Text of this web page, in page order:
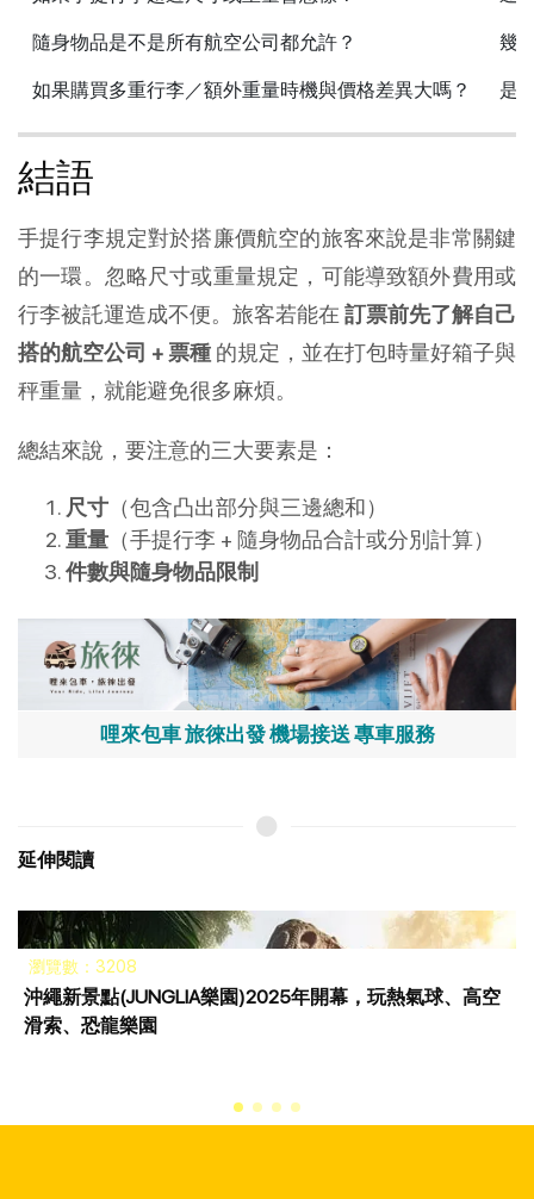
隨身物品是不是所有航空公司都允許？ 幾
如果購買多重行李／額外重量時機與價格差異大嗎？ 是
結語
手提行李規定對於搭廉價航空的旅客來說是非常關鍵
的一環。忽略尺寸或重量規定，可能導致額外費用或
行李被託運造成不便。旅客若能在 訂票前先了解自己
搭的航空公司 + 票種 的規定，並在打包時量好箱子與
秤重量，就能避免很多麻煩。
總結來說，要注意的三大要素是：
尺寸 （包含凸出部分與三邊總和）
重量 （手提行李 + 隨身物品合計或分別計算）
件數與隨身物品限制
哩來包車 旅徠出發 機場接送 專車服務
延伸閱讀
瀏覽數：3208
沖繩新景點(JUNGLIA樂園)2025年開幕，玩熱氣球、高空
滑索、恐龍樂園